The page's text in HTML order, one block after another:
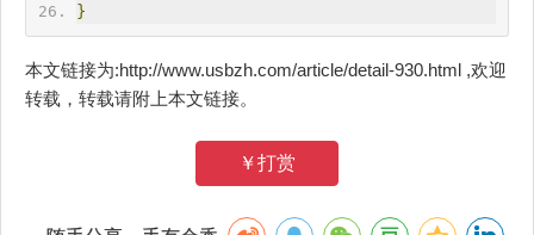
}
本文链接为:http://www.usbzh.com/article/detail-930.html ,欢迎
转载，转载请附上本文链接。
￥打赏